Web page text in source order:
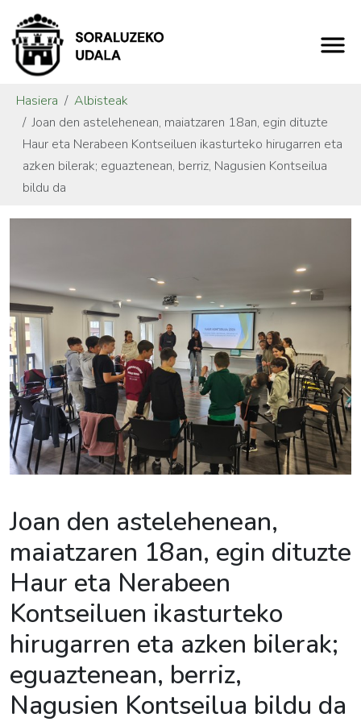
Hasiera
Albisteak
Joan den astelehenean, maiatzaren 18an, egin dituzte
Haur eta Nerabeen Kontseiluen ikasturteko hirugarren eta
azken bilerak; eguaztenean, berriz, Nagusien Kontseilua
bildu da
Joan den astelehenean,
maiatzaren 18an, egin dituzte
Haur eta Nerabeen
Kontseiluen ikasturteko
hirugarren eta azken bilerak;
eguaztenean, berriz,
Nagusien Kontseilua bildu da